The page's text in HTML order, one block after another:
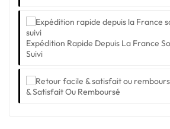
Expédition Rapide Depuis La France
Suivi
& Satisfait Ou Remboursé